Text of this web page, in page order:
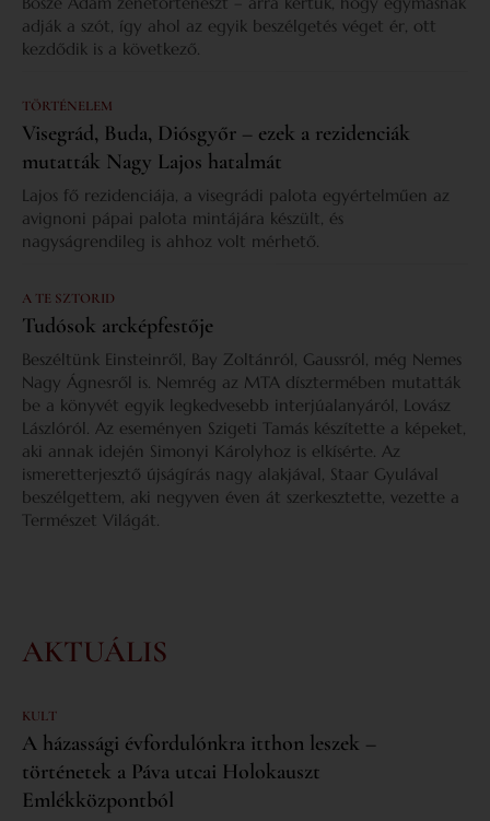
adják a szót, így ahol az egyik beszélgetés véget ér, ott
kezdődik is a következő.
TÖRTÉNELEM
Visegrád, Buda, Diósgyőr – ezek a rezidenciák
mutatták Nagy Lajos hatalmát
Lajos fő rezidenciája, a visegrádi palota egyértelműen az
avignoni pápai palota mintájára készült, és
nagyságrendileg is ahhoz volt mérhető.
A TE SZTORID
Tudósok arcképfestője
Beszéltünk Einsteinről, Bay Zoltánról, Gaussról, még Nemes
Nagy Ágnesről is. Nemrég az MTA dísztermében mutatták
be a könyvét egyik legkedvesebb interjúalanyáról, Lovász
Lászlóról. Az eseményen Szigeti Tamás készítette a képeket,
aki annak idején Simonyi Károlyhoz is elkísérte. Az
ismeretterjesztő újságírás nagy alakjával, Staar Gyulával
beszélgettem, aki negyven éven át szerkesztette, vezette a
Természet Világát.
AKTUÁLIS
KULT
A házassági évfordulónkra itthon leszek –
történetek a Páva utcai Holokauszt
Emlékközpontból